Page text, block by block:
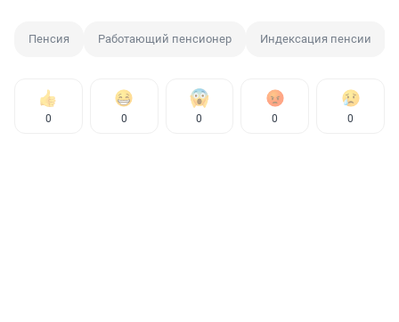
Пенсия Работающий пенсионер Индексация пенсии
0 0 0 0 0